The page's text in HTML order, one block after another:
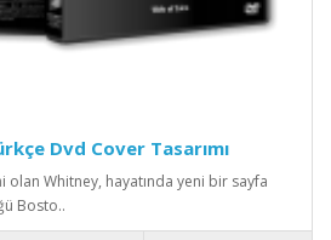
Dvd Cover Tasarımı
Whitney, hayatında yeni bir sayfa
Bosto..